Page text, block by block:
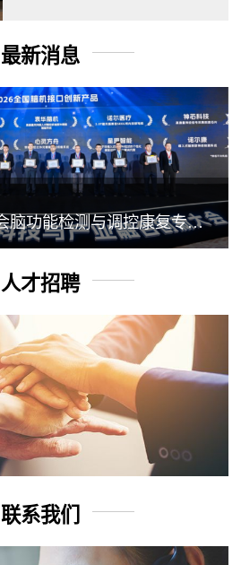
最新消息
2026中国康复医学会脑功能检测与调控康复专业委员会学术年会丨脑客中国：脑机接口——EEG驱动TMS闭环调控工作坊
人才招聘
联系我们